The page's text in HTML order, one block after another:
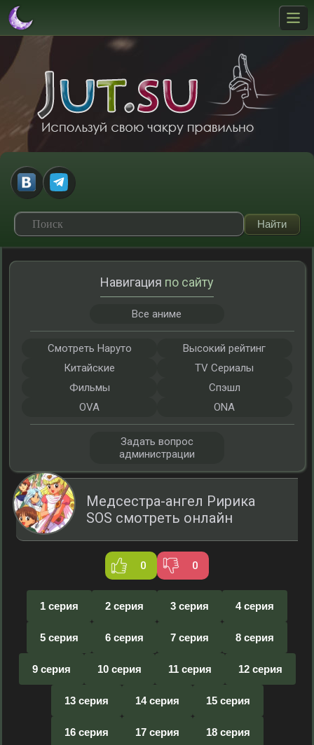
Медсестра-ангел Ририка
SOS смотреть онлайн
0 0
1 серия 2 серия 3 серия 4 серия
5 серия 6 серия 7 серия 8 серия
9 серия 10 серия 11 серия 12 серия
13 серия 14 серия 15 серия
16 серия 17 серия 18 серия
Навигация по сайту
Все аниме
Смотреть Наруто
Высокий рейтинг
Китайские
TV Сериалы
Фильмы
Спэшл
OVA
ONA
Задать вопрос
администрации